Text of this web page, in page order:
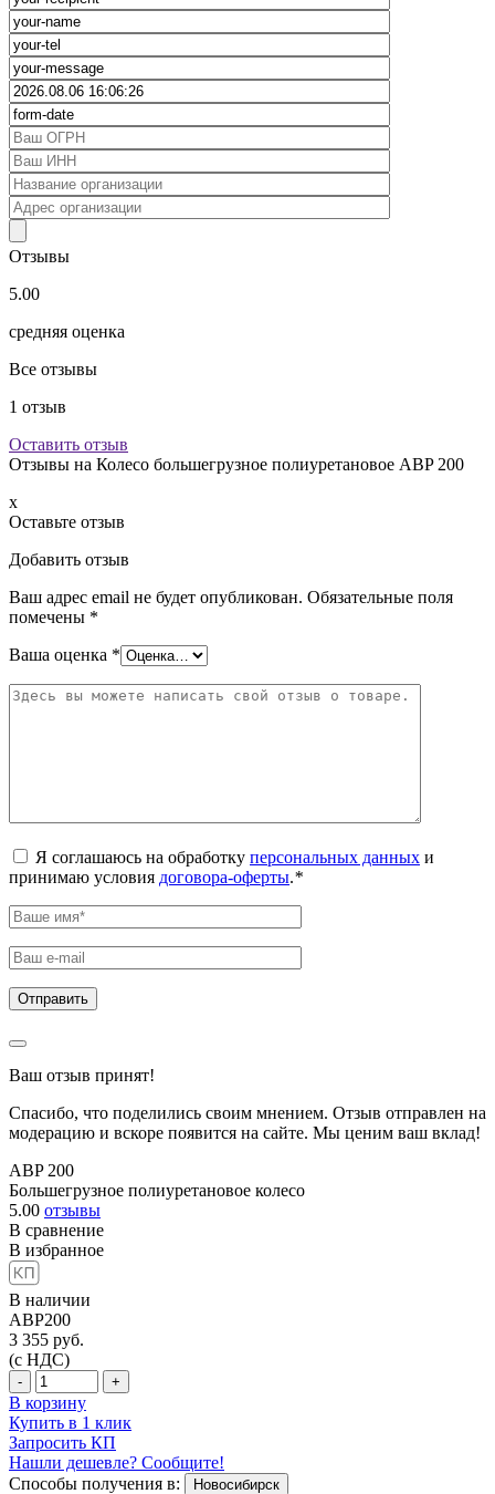
Отзывы
5.00
средняя оценка
Все отзывы
1 отзыв
Оставить отзыв
Отзывы на Колесо большегрузное полиуретановое ABP 200
x
Оставьте отзыв
Добавить отзыв
Ваш адрес email не будет опубликован. Обязательные поля
помечены *
Ваша оценка *
Я соглашаюсь на обработку персональных данных и
принимаю условия договора-оферты.*
Ваш отзыв принят!
Спасибо, что поделились своим мнением. Отзыв отправлен на
модерацию и вскоре появится на сайте. Мы ценим ваш вклад!
ABP 200
Большегрузное полиуретановое колесо
5.00 отзывы
В сравнение
В избранное
В наличии
ABP200
3 355 руб.
(с НДС)
- +
В корзину
Купить в 1 клик
Запросить КП
Нашли дешевле? Сообщите!
Способы получения в:
Новосибирск